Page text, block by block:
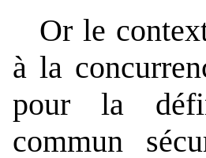
Or le
à la
pour la
commun